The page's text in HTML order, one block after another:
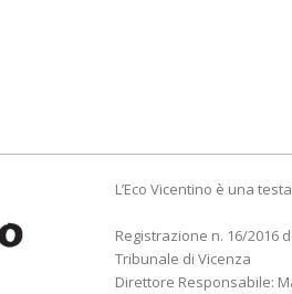
L’Eco Vicentino è una
Registrazione n. 16/2016
Tribunale di Vicenza
Direttore Responsabile: